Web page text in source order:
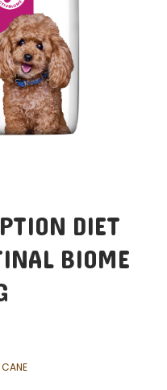
DIET
BIOME
CANE